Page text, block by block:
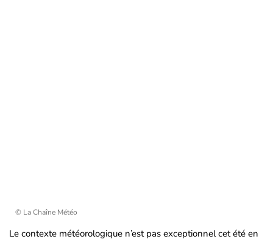
© La Chaîne Météo
Le contexte météorologique n’est pas exceptionnel cet été en